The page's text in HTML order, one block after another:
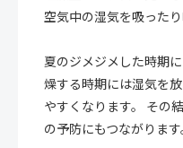
空気中の湿気を吸った
夏のジメジメした時期
燥する時期には湿気を
やすくなります。 その
の予防にもつながります